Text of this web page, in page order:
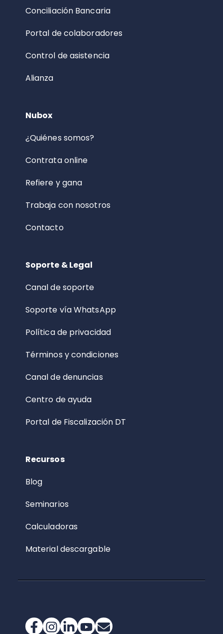
Conciliación Bancaria
Portal de colaboradores
Control de asistencia
Alianza
Nubox
¿Quiénes somos?
Contrata online
Refiere y gana
Trabaja con nosotros
Contacto
Soporte & Legal
Canal de soporte
Soporte vía WhatsApp
Política de privacidad
Términos y condiciones
Canal de denuncias
Centro de ayuda
Portal de Fiscalización DT
Recursos
Blog
Seminarios
Calculadoras
Material descargable